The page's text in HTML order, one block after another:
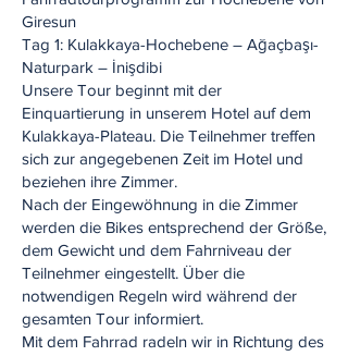
Giresun
Tag 1: Kulakkaya-Hochebene – Ağaçbaşı-
Naturpark – İnişdibi
Unsere Tour beginnt mit der
Einquartierung in unserem Hotel auf dem
Kulakkaya-Plateau. Die Teilnehmer treffen
sich zur angegebenen Zeit im Hotel und
beziehen ihre Zimmer.
Nach der Eingewöhnung in die Zimmer
werden die Bikes entsprechend der Größe,
dem Gewicht und dem Fahrniveau der
Teilnehmer eingestellt. Über die
notwendigen Regeln wird während der
gesamten Tour informiert.
Mit dem Fahrrad radeln wir in Richtung des